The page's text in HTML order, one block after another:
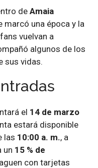
de Amaia
marcó una época y la
vuelvan a
algunos de los
sus vidas.
el 14 de marzo
estará disponible
las 10:00 a. m., a
un 15 % de
con tarjetas